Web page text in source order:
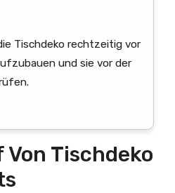
Tischdeko rechtzeitig vor
und sie vor der
Tischdeko